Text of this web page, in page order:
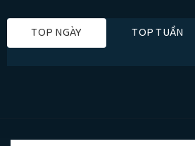
TOP NGÀY TOP TUẦN